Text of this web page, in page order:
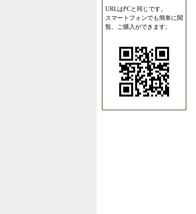
URLはPCと同じです。
スマートフォンでも簡単に閲
覧、ご購入ができます。